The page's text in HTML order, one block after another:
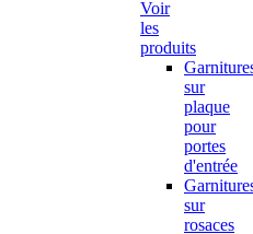
Voir
les
produits
sur
plaque
pour
portes
d'entrée
sur
rosaces